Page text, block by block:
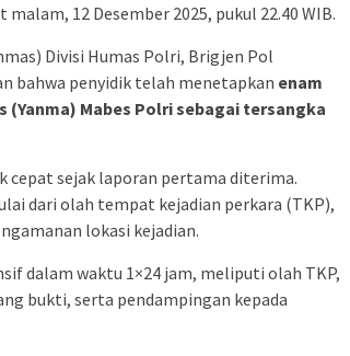
12 Desember 2025, pukul 22.40 WIB.
Divisi Humas Polri, Brigjen Pol
bahwa penyidik telah menetapkan enam
Mabes Polri sebagai tersangka
cepat sejak laporan pertama diterima.
dari olah tempat kejadian perkara (TKP),
lokasi kejadian.
dalam waktu 1×24 jam, meliputi olah TKP,
bukti, serta pendampingan kepada